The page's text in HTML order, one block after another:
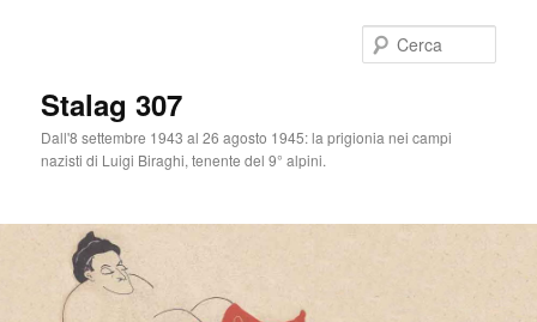
Stalag 307
Dall'8 settembre 1943 al 26 agosto 1945: la prigionia nei campi
nazisti di Luigi Biraghi, tenente del 9° alpini.